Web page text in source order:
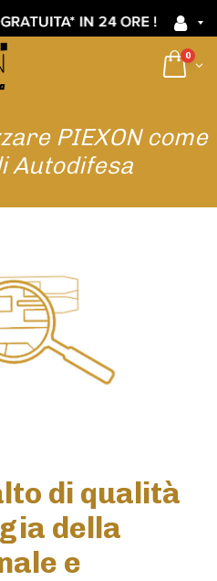
0
PIEXON come
Autodifesa
di qualità
della
e